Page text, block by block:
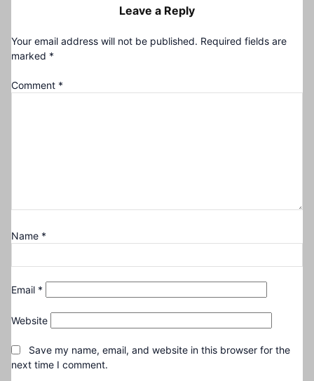
Leave a Reply
Your email address will not be published. Required fields are
marked *
Comment *
Name *
Email *
Website
Save my name, email, and website in this browser for the
next time I comment.